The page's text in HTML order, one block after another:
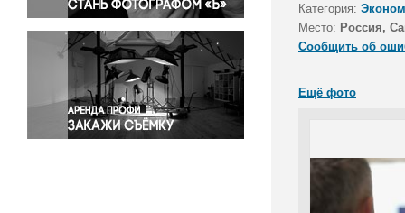
Религия
Светская жизнь
Спорт
Экология
Экономика и бизнес
Категория:
Место: Россия,
Сообщить об
Ещё фото